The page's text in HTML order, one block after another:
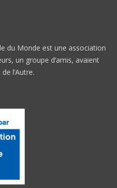
du Monde est une association
un groupe d’amis, avaient
l’Autre.